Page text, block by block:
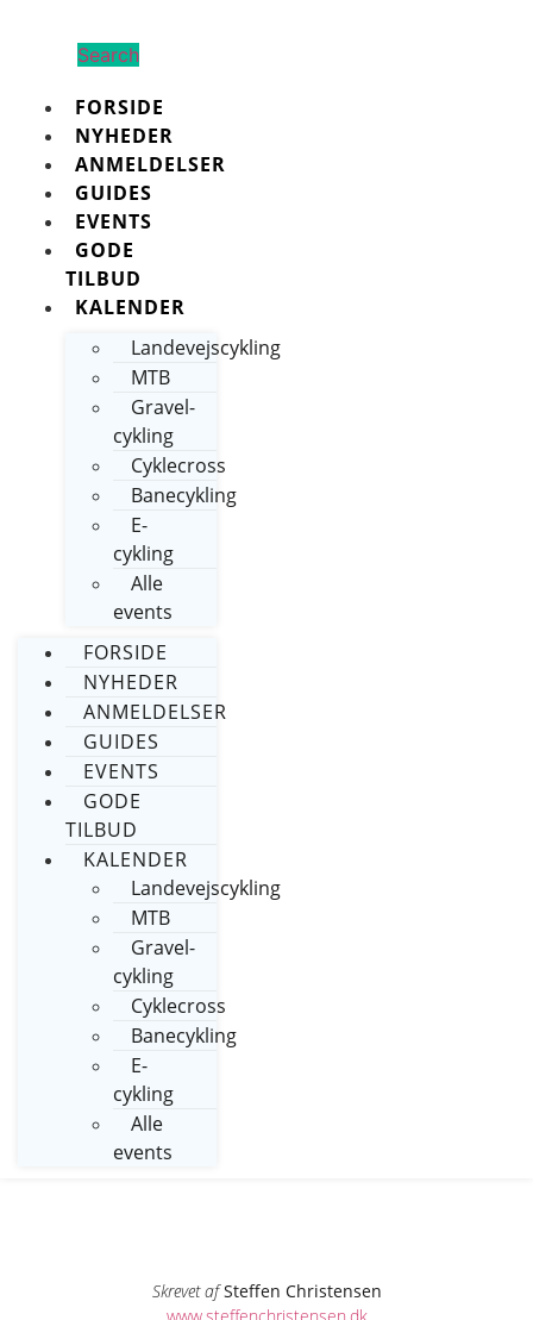
Search
FORSIDE
NYHEDER
ANMELDELSER
GUIDES
EVENTS
GODE
TILBUD
KALENDER
Landevejscykling
MTB
Gravel-
cykling
Cyklecross
Banecykling
E-
cykling
Alle
events
FORSIDE
NYHEDER
ANMELDELSER
GUIDES
EVENTS
GODE
TILBUD
KALENDER
Landevejscykling
MTB
Gravel-
cykling
Cyklecross
Banecykling
E-
cykling
Alle
events
Skrevet afSteffen Christensen